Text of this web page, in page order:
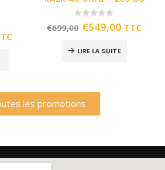
out of 5
€699,00 €549,00 TTC
LIRE LA SUITE
les promotions